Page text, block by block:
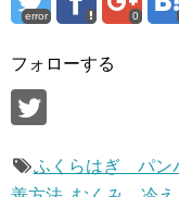
error 0
フォローする
ふくらはぎ パ